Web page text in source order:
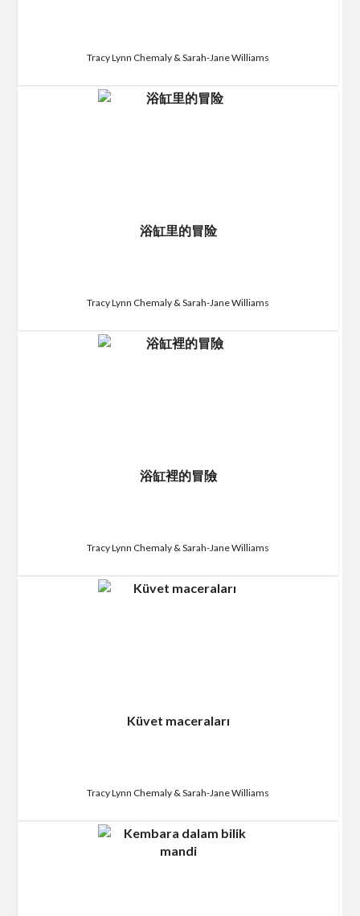
Tracy Lynn Chemaly & Sarah-Jane Williams
浴缸里的冒险
Tracy Lynn Chemaly & Sarah-Jane Williams
浴缸裡的冒險
Tracy Lynn Chemaly & Sarah-Jane Williams
Küvet maceraları
Tracy Lynn Chemaly & Sarah-Jane Williams